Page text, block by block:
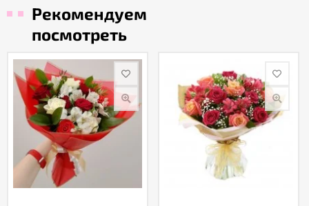
Рекомендуем
посмотреть